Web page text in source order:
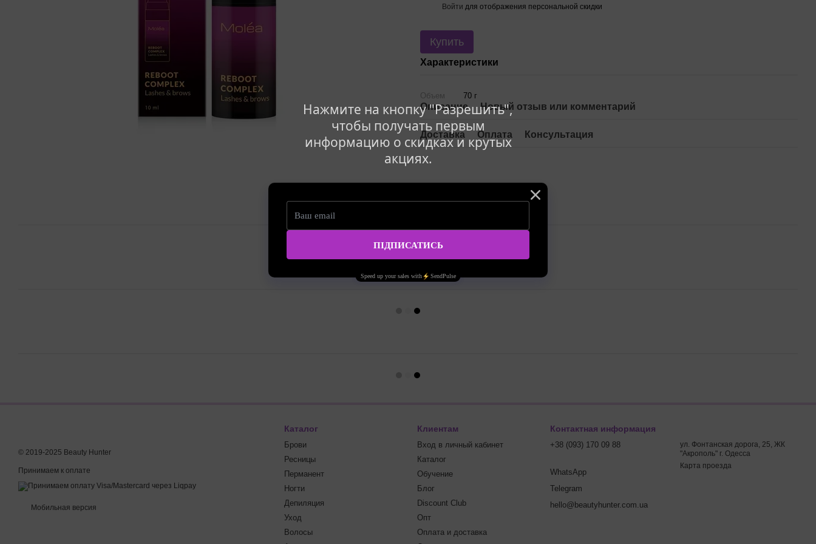
Нажмите на кнопку "Разрешить",
чтобы получать первым
информацию о скидках и крутых
акциях.
Войти для отображения персональной скидки
Купить
Характеристики
Объем 70 г
Описание Новый отзыв или комментарий
Доставка Оплата Консультация
© 2019-2025 Beauty Hunter
Принимаем к оплате
Мобильная версия
Каталог
Брови
Ресницы
Перманент
Ногти
Депиляция
Уход
Волосы
Клиентам
Вход в личный кабинет
Каталог
Обучение
Блог
Discount Club
Опт
Оплата и доставка
Контактная информация
+38 (093) 170 09 88
WhatsApp
Telegram
hello@beautyhunter.com.ua
ул. Фонтанская дорога, 25, ЖК
"Акрополь" г. Одесса
Карта проезда